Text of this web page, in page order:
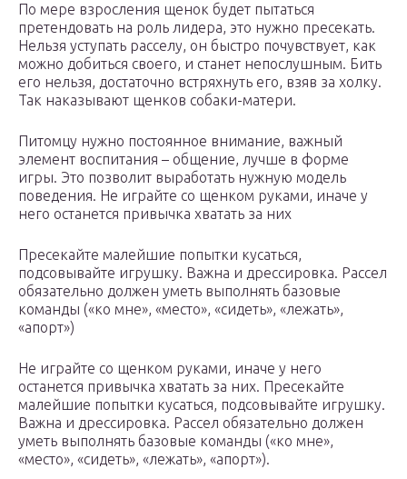
По мере взросления щенок будет пытаться
претендовать на роль лидера, это нужно пресекать.
Нельзя уступать расселу, он быстро почувствует, как
можно добиться своего, и станет непослушным. Бить
его нельзя, достаточно встряхнуть его, взяв за холку.
Так наказывают щенков собаки-матери.
Питомцу нужно постоянное внимание, важный
элемент воспитания – общение, лучше в форме
игры. Это позволит выработать нужную модель
поведения. Не играйте со щенком руками, иначе у
него останется привычка хватать за них
Пресекайте малейшие попытки кусаться,
подсовывайте игрушку. Важна и дрессировка. Рассел
обязательно должен уметь выполнять базовые
команды («ко мне», «место», «сидеть», «лежать»,
«апорт»)
Не играйте со щенком руками, иначе у него
останется привычка хватать за них. Пресекайте
малейшие попытки кусаться, подсовывайте игрушку.
Важна и дрессировка. Рассел обязательно должен
уметь выполнять базовые команды («ко мне»,
«место», «сидеть», «лежать», «апорт»).